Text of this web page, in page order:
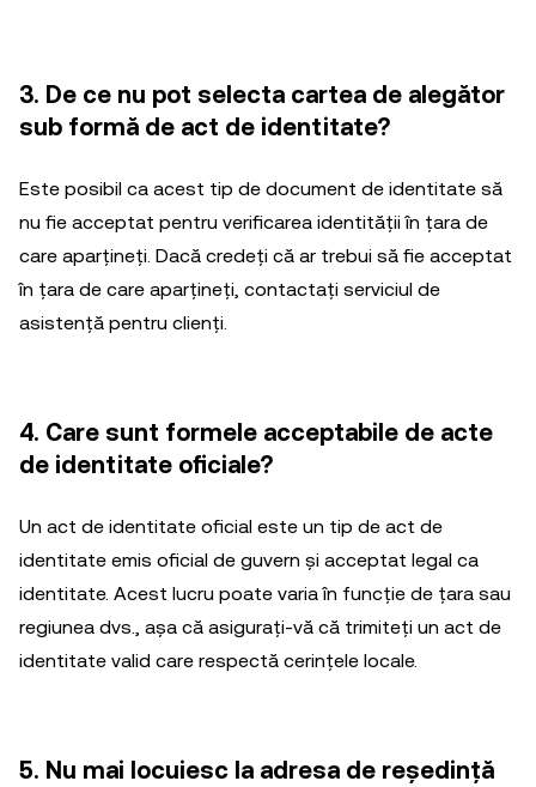
3. De ce nu pot selecta cartea de alegător
sub formă de act de identitate?
Este posibil ca acest tip de document de identitate să
nu fie acceptat pentru verificarea identității în țara de
care aparțineți. Dacă credeți că ar trebui să fie acceptat
în țara de care aparțineți, contactați serviciul de
asistență pentru clienți.
4. Care sunt formele acceptabile de acte
de identitate oficiale?
Un act de identitate oficial este un tip de act de
identitate emis oficial de guvern și acceptat legal ca
identitate. Acest lucru poate varia în funcție de țara sau
regiunea dvs., așa că asigurați-vă că trimiteți un act de
identitate valid care respectă cerințele locale.
5. Nu mai locuiesc la adresa de reședință